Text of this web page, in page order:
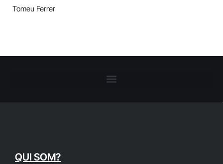
Tomeu Ferrer
QUI SOM?